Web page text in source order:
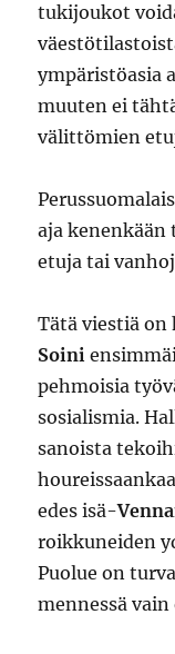
tukijoukot
ympäristöasia
muuten ei
välittömien
aja kenenkään
etuja tai
Tätä viestiä
Soini
pehmoisia
sosialismia.
sanoista
edes isä-
roikkuneiden
Puolue on
mennessä